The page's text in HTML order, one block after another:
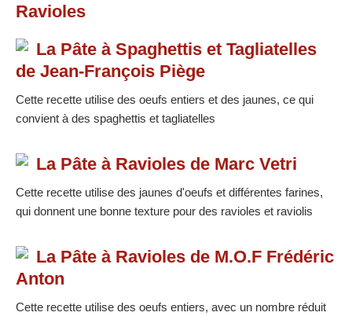
Ravioles
La Pâte à Spaghettis et Tagliatelles
de Jean-François Piège
Cette recette utilise des oeufs entiers et des jaunes, ce qui
convient à des spaghettis et tagliatelles
La Pâte à Ravioles de Marc Vetri
Cette recette utilise des jaunes d'oeufs et différentes farines,
qui donnent une bonne texture pour des ravioles et raviolis
La Pâte à Ravioles de M.O.F Frédéric
Anton
Cette recette utilise des oeufs entiers, avec un nombre réduit